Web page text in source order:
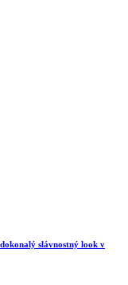
slávnostný look v